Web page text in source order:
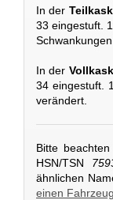
In der
33 eingestuft.
In der
34 eingestuft.
verändert.
Bitte
HSN/TSN
ähnlichen
einen